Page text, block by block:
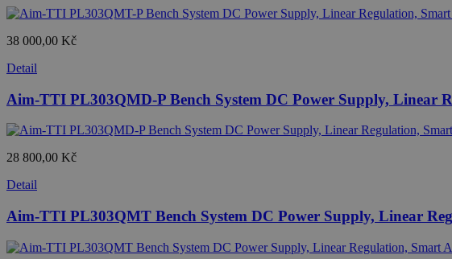
38 000,00 Kč
Detail
Aim-TTI PL303QMD-P Bench System DC Power Supply, Linear
28 800,00 Kč
Detail
Aim-TTI PL303QMT Bench System DC Power Supply, Linear